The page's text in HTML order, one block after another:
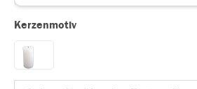
Kerzenmotiv